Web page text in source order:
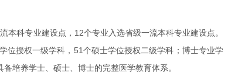
科专业建设点，12个专业入选省级一流本科专业建设点。
位授权一级学科，51个硕士学位授权二级学科；博士专业学
培养学士、硕士、博士的完整医学教育体系。